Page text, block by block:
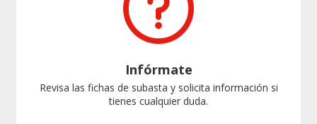
Infórmate
Revisa las fichas de subasta y solicita información si
tienes cualquier duda.